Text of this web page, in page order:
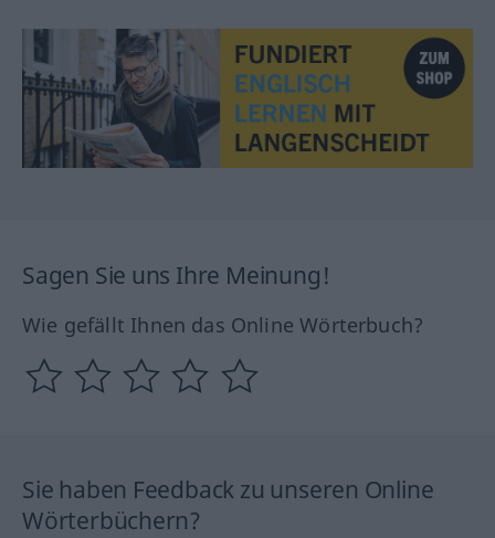
Sagen Sie uns Ihre Meinung!
Wie gefällt Ihnen das Online Wörterbuch?
Sie haben Feedback zu unseren Online
Wörterbüchern?